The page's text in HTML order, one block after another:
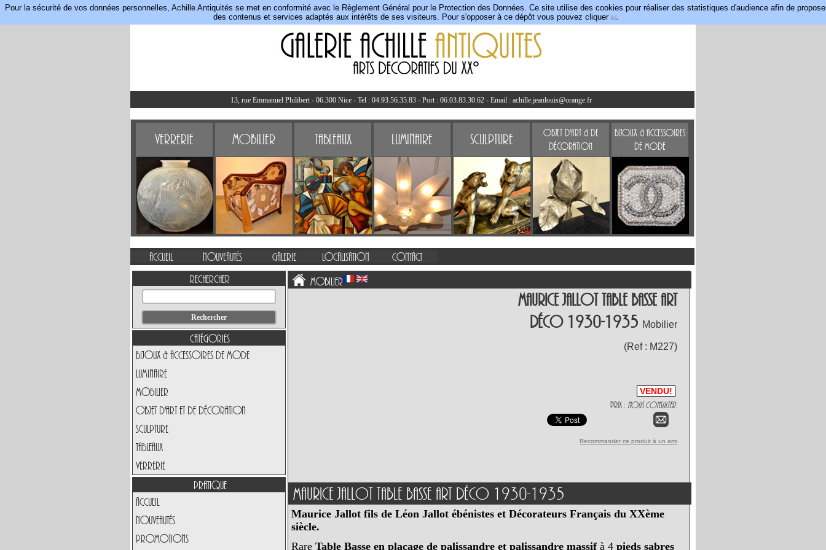
Pour la sécurité de vos données personnelles, Achille Antiquités se met en conformité avec le Règlement Général pour le Protection des Données. Ce site utilise des cookies pour réaliser des statistiques d'audience afin de
des contenus et services adaptés aux intérêts de ses visiteurs. Pour s'opposer à ce dépôt vous pouvez cliquer ici.
13, rue Emmanuel Philibert - 06.300 Nice - Tel : 04.93.56.35.83 - Port : 06.03.83.30.62 - Email : achille.jeanlouis@orange.fr
Verrerie Mobilier Tableaux Luminaire Sculpture
Objet d'art & de
Décoration
Bijoux & accessoires
de mode
Accueil Nouveautés Galerie Localisation
Contact
Rechercher
Catégories
Bijoux & Accessoires de Mode
Luminaire
Mobilier
Objet d'art et de Décoration
Sculpture
Tableaux
Verrerie
Pratique
Accueil
Nouveautés
Promotions
Mobilier
Maurice Jallot Table Basse Art
Déco 1930-1935 Mobilier
(Ref : M227)
VENDU!
Prix : Nous consulter.
Recommander ce produit à un ami
Maurice Jallot Table Basse Art Déco 1930-1935
Maurice Jallot fils de Léon Jallot ébénistes et Décorateurs Français du XXème
siècle.
Rare Table Basse en placage de palissandre et palissandre massif à 4 pieds sabres